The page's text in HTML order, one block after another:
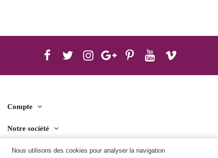
Nous utilisons des cookies pour analyser la navigation
Compte
Notre société
Contact us